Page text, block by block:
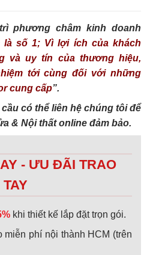
phương châm kinh doanh
là số 1; Vì lợi ích của khách
và uy tín của thương hiệu,
tới cùng đối với những
cung cấp”.
có thể liên hệ chúng tôi để
& Nội thất online đảm bảo.
- ƯU ĐÃI TRAO
TAY
khi thiết kế lắp đặt trọn gói.
miễn phí nội thành HCM (trên